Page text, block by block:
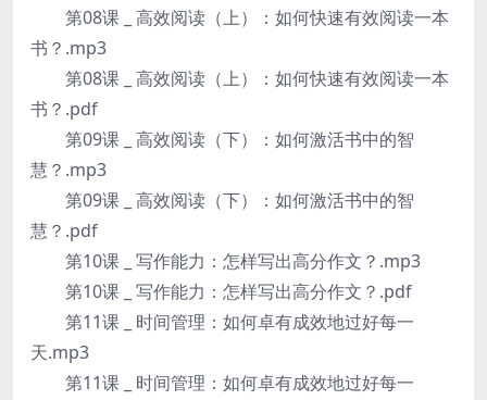
第08课 _ 高效阅读（上）：如何快速有效阅读一本
书？.mp3
第08课 _ 高效阅读（上）：如何快速有效阅读一本
书？.pdf
第09课 _ 高效阅读（下）：如何激活书中的智
慧？.mp3
第09课 _ 高效阅读（下）：如何激活书中的智
慧？.pdf
第10课 _ 写作能力：怎样写出高分作文？.mp3
第10课 _ 写作能力：怎样写出高分作文？.pdf
第11课 _ 时间管理：如何卓有成效地过好每一
天.mp3
第11课 _ 时间管理：如何卓有成效地过好每一